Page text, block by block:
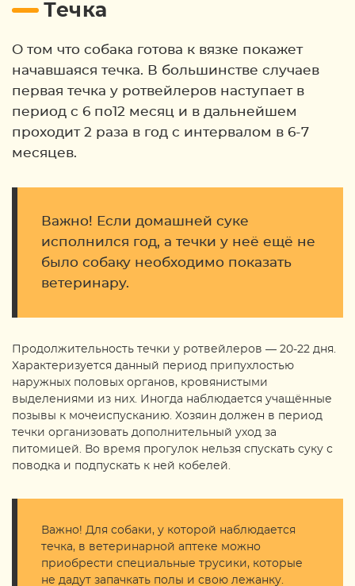
Течка
О том что собака готова к вязке покажет
начавшаяся течка. В большинстве случаев
первая течка у ротвейлеров наступает в
период с 6 по12 месяц и в дальнейшем
проходит 2 раза в год с интервалом в 6-7
месяцев.
Важно! Если домашней суке
исполнился год, а течки у неё ещё не
было собаку необходимо показать
ветеринару.
Продолжительность течки у ротвейлеров — 20-22 дня.
Характеризуется данный период припухлостью
наружных половых органов, кровянистыми
выделениями из них. Иногда наблюдается учащённые
позывы к мочеиспусканию. Хозяин должен в период
течки организовать дополнительный уход за
питомицей. Во время прогулок нельзя спускать суку с
поводка и подпускать к ней кобелей.
Важно! Для собаки, у которой наблюдается
течка, в ветеринарной аптеке можно
приобрести специальные трусики, которые
не дадут запачкать полы и свою лежанку.